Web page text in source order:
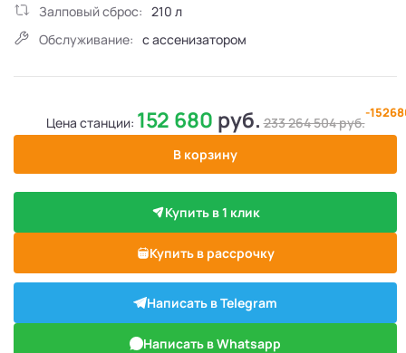
Залповый сброс: 210 л
Обслуживание: с ассенизатором
Цена станции: 152 680 руб. 233 264 504руб.
-
В корзину
Купить в 1 клик
Купить в рассрочку
Написать в Telegram
Написать в Whatsapp